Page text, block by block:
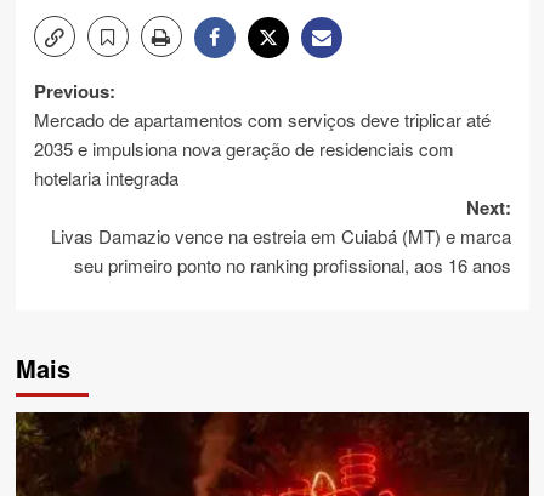
Post
navigation
Previous:
Mercado de apartamentos com serviços deve triplicar até
2035 e impulsiona nova geração de residenciais com
hotelaria integrada
Next:
Livas Damazio vence na estreia em Cuiabá (MT) e marca
seu primeiro ponto no ranking profissional, aos 16 anos
Mais